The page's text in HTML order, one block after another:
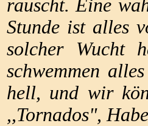
rauscht. Eine
Stunde ist alles
solcher Wucht
schwemmen
hell, und wir
,,Tornados",